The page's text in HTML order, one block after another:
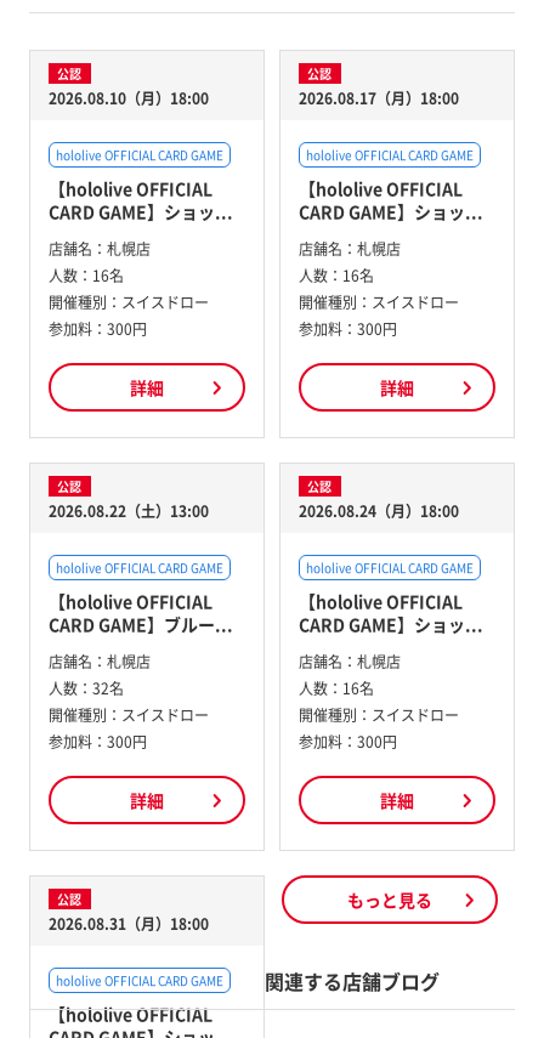
公認
2026.08.10（月）18:00
hololive OFFICIAL CARD GAME
【hololive OFFICIAL
CARD GAME】ショッ...
店舗名： 札幌店
人数： 16名
開催種別： スイスドロー
参加料： 300円
詳細
公認
2026.08.17（月）18:00
hololive OFFICIAL CARD GAME
【hololive OFFICIAL
CARD GAME】ショッ...
店舗名： 札幌店
人数： 16名
開催種別： スイスドロー
参加料： 300円
詳細
公認
2026.08.22（土）13:00
hololive OFFICIAL CARD GAME
【hololive OFFICIAL
CARD GAME】ブルー...
店舗名： 札幌店
人数： 32名
開催種別： スイスドロー
参加料： 300円
詳細
公認
2026.08.24（月）18:00
hololive OFFICIAL CARD GAME
【hololive OFFICIAL
CARD GAME】ショッ...
店舗名： 札幌店
人数： 16名
開催種別： スイスドロー
参加料： 300円
詳細
公認
2026.08.31（月）18:00
hololive OFFICIAL CARD GAME
【hololive OFFICIAL
もっと見る
関連する店舗ブログ